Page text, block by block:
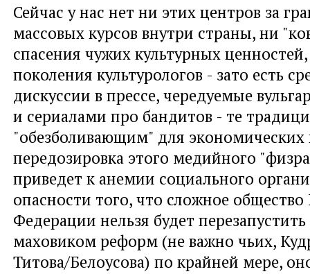
Сейчас у нас нет ни этих центров за
массовых курсов внутри страны, ни
спасения чужих культурных
поколения культурологов - зато есть
дискуссии в прессе, чередуемые
и сериалами про бандитов - те
"обезболивающим" для
передозировка этого медийного
приведет к анемии социального
опасности того, что сложное общество
Федерации нельзя будет
маховиком реформ (не важно чьих,
Титова/Белоусова) по крайней мере,